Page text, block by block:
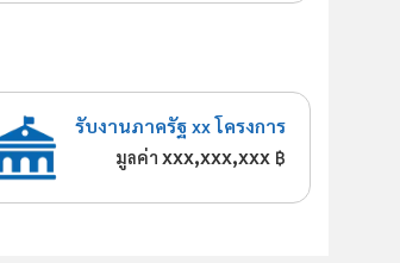
รับงานภาครัฐ xx โครงการ
มูลค่าxxx,xxx,xxx ฿